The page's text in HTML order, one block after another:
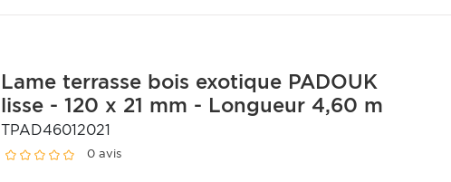
Lame terrasse bois exotique PADOUK
lisse - 120 x 21 mm - Longueur 4,60 m
TPAD46012021
0 avis